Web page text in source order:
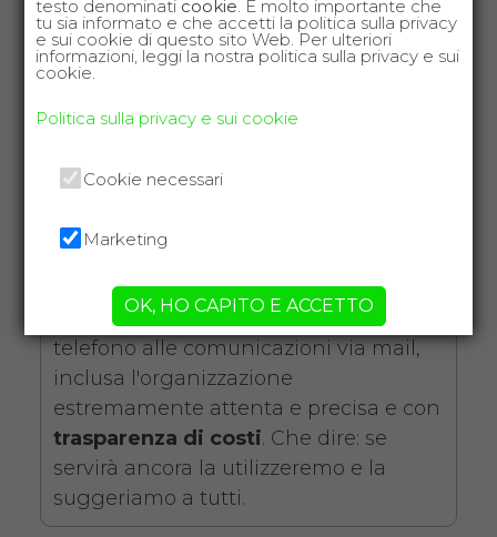
contattato via telefono la Precisione
della consegna e del ritiro ottimi e
confrontando i vari prezzi i più
da Facebook Reviews
Effettivamente unservizio
ineccepibileda chi risponde al
telefono alle comunicazioni via mail,
inclusa l'organizzazione
estremamente attenta e precisa e con
trasparenza di costi. Che dire: se
servirà ancora la utilizzeremo e la
suggeriamo a tutti.
testo denominati cookie. È molto importante che
tu sia informato e che accetti la politica sulla privacy
e sui cookie di questo sito Web. Per ulteriori
informazioni, leggi la nostra politica sulla privacy e sui
cookie.
Politica sulla privacy e sui cookie
Cookie necessari
Marketing
OK, HO CAPITO E ACCETTO